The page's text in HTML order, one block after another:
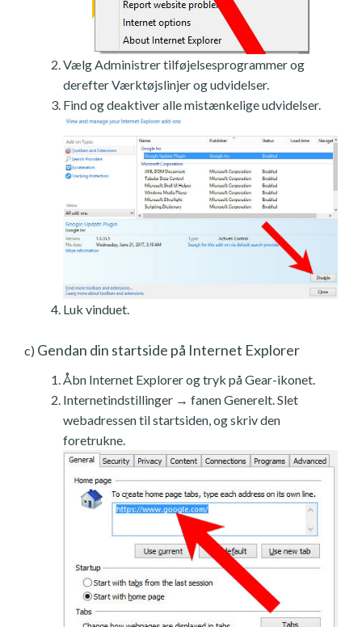
Vælg Administrer tilføjelsesprogrammer og
derefter Værktøjslinjer og udvidelser.
Find og deaktiver alle mistænkelige udvidelser.
Luk vinduet.
c) Gendan din startside på Internet Explorer
Åbn Internet Explorer og tryk på Gear-ikonet.
Internetindstillinger → fanen Generelt. Slet
webadressen til startsiden, og skriv den
foretrukne.